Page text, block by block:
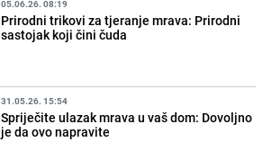
05.06.26. 08:19
Prirodni trikovi za tjeranje mrava: Prirodni
sastojak koji čini čuda
31.05.26. 15:54
Spriječite ulazak mrava u vaš dom: Dovoljno
je da ovo napravite